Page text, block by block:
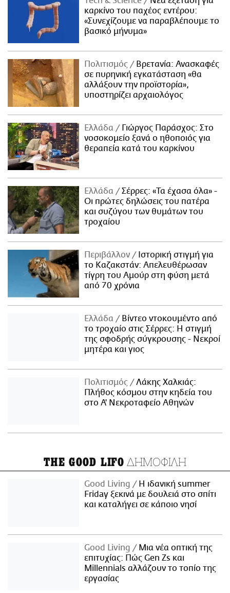
καρκίνο του παχέος εντέρου:
«Συνεχίζουμε να παραβλέπουμε το
βασικό μήνυμα»
Πολιτισμός
Βρετανία: Ανασκαφές
σε πυρηνική εγκατάσταση «θα
αλλάξουν την προϊστορία»,
υποστηρίζει αρχαιολόγος
Ελλάδα
Γιώργος Παράσχος: Στο
νοσοκομείο ξανά ο ηθοποιός για
θεραπεία κατά του καρκίνου
Ελλάδα
Σέρρες: «Τα έχασα όλα» -
Οι πρώτες δηλώσεις του πατέρα
και συζύγου των θυμάτων του
τροχαίου
Περιβάλλον
Ιστορική στιγμή για
το Καζακστάν: Απελευθέρωσαν
τίγρη του Αμούρ στη φύση μετά
από 70 χρόνια
Ελλάδα
Βίντεο ντοκουμέντο από
το τροχαίο στις Σέρρες: Η στιγμή
της σφοδρής σύγκρουσης - Νεκροί
μητέρα και γιος
Πολιτισμός
Λάκης Χαλκιάς:
Πλήθος κόσμου στην κηδεία του
στο Α' Νεκροταφείο Αθηνών
THE GOOD LIFO ΔΗΜΟΦΙΛΗ
Good Living
Η ιδανική summer
Friday ξεκινά με δουλειά στο σπίτι
και καταλήγει σε κάποιο νησί
Good Living
Μια νέα οπτική της
επιτυχίας: Πώς Gen Zs και
Millennials αλλάζουν το τοπίο της
εργασίας